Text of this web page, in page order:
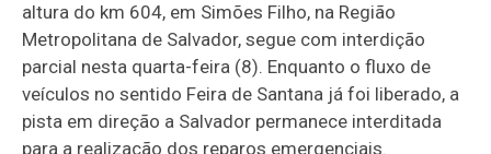
altura do km 604, em Simões Filho, na Região
Metropolitana de Salvador, segue com interdição
parcial nesta quarta-feira (8). Enquanto o fluxo de
veículos no sentido Feira de Santana já foi liberado, a
pista em direção a Salvador permanece interditada
para a realização dos reparos emergenciais.